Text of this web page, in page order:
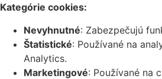
Kategórie cookies:
Nevyhnutné: Zabezpečujú
Štatistické: Používané na
Analytics.
Marketingové: Používané na